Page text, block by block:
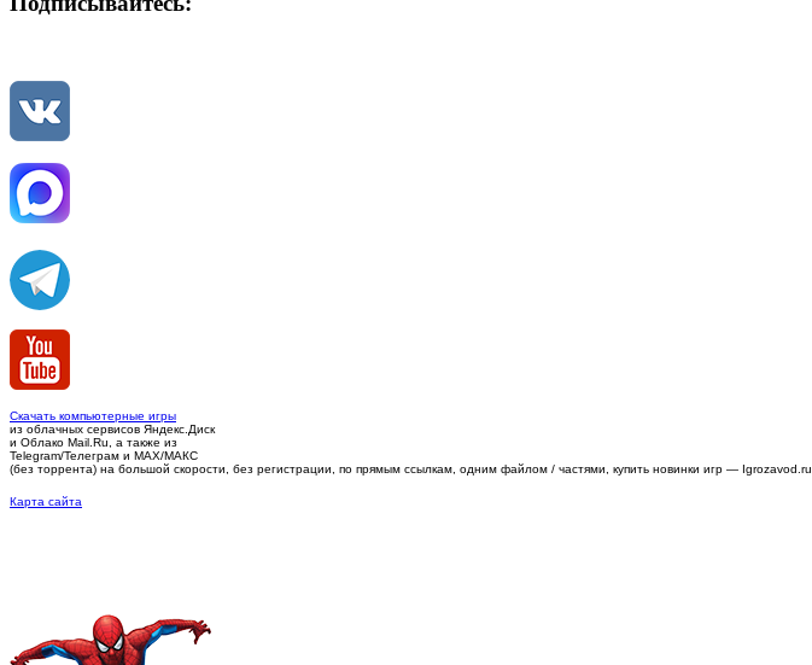
Скачать компьютерные игры
из облачных сервисов Яндекс.Диск
и Облако Mail.Ru, а также из
Telegram/Телеграм и MAX/МАКС
(без торрента) на большой скорости, без регистрации, по прямым ссылкам, одним файлом / частями, купить новинки игр — Igrozavod.ru
Карта сайта